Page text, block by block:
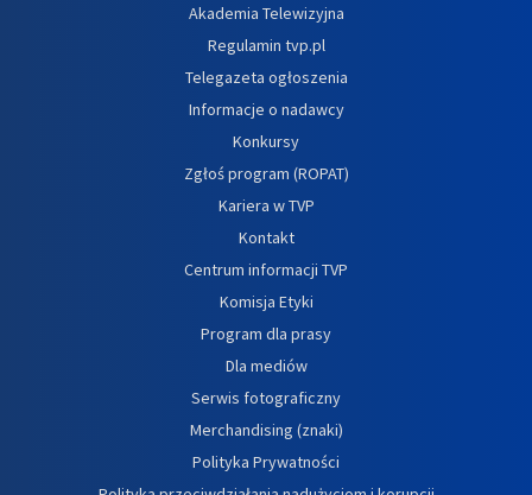
Akademia Telewizyjna
Regulamin tvp.pl
Telegazeta ogłoszenia
Informacje o nadawcy
Konkursy
Zgłoś program (ROPAT)
Kariera w TVP
Kontakt
Centrum informacji TVP
Komisja Etyki
Program dla prasy
Dla mediów
Serwis fotograficzny
Merchandising (znaki)
Polityka Prywatności